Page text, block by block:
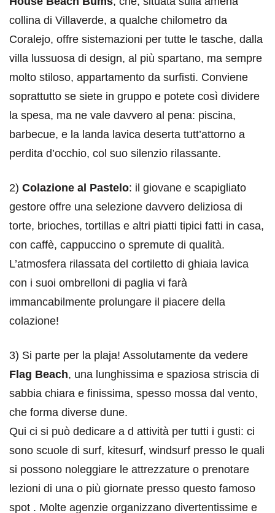
collina di Villaverde, a qualche chilometro da
Coralejo, offre sistemazioni per tutte le tasche, dalla
villa lussuosa di design, al più spartano, ma sempre
molto stiloso, appartamento da surfisti. Conviene
soprattutto se siete in gruppo e potete così dividere
la spesa, ma ne vale davvero al pena: piscina,
barbecue, e la landa lavica deserta tutt’attorno a
perdita d’occhio, col suo silenzio rilassante.
2) Colazione al Pastelo: il giovane e scapigliato
gestore offre una selezione davvero deliziosa di
torte, brioches, tortillas e altri piatti tipici fatti in casa,
con caffè, cappuccino o spremute di qualità.
L’atmosfera rilassata del cortiletto di ghiaia lavica
con i suoi ombrelloni di paglia vi farà
immancabilmente prolungare il piacere della
colazione!
3) Si parte per la plaja! Assolutamente da vedere
Flag Beach, una lunghissima e spaziosa striscia di
sabbia chiara e finissima, spesso mossa dal vento,
che forma diverse dune.
Qui ci si può dedicare a d attività per tutti i gusti: ci
sono scuole di surf, kitesurf, windsurf presso le quali
si possono noleggiare le attrezzature o prenotare
lezioni di una o più giornate presso questo famoso
spot . Molte agenzie organizzano divertentissime e